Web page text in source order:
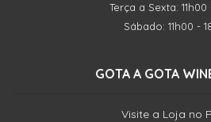
Terça a Sexta: 11h00
Sábado: 11h00 -
GOTA A GOTA
Visite a Loja no